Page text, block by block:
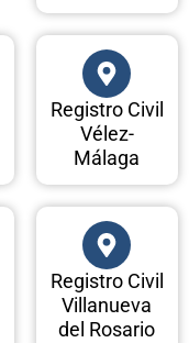
Registro Civil
Vélez-
Málaga
Registro Civil
Villanueva
del Rosario